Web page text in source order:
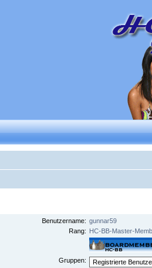
Benutzername: gunnar59
Rang: HC-BB-Master-
Gruppen: